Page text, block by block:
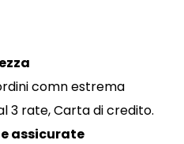
comn estrema
3 rate, Carta di credito.
assicurate